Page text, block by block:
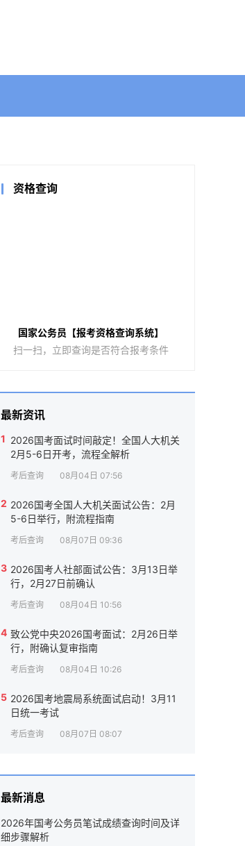
资格查询
国家公务员【报考资格查询系统】
扫一扫，立即查询是否符合报考条件
最新资讯
1 2026国考面试时间敲定！全国人大机关
2月5-6日开考，流程全解析
考后查询 08月04日 07:56
2 2026国考全国人大机关面试公告：2月
5-6日举行，附流程指南
考后查询 08月07日 09:36
3 2026国考人社部面试公告：3月13日举
行，2月27日前确认
考后查询 08月04日 10:56
4 致公党中央2026国考面试：2月26日举
行，附确认复审指南
考后查询 08月04日 10:26
5 2026国考地震局系统面试启动！3月11
日统一考试
考后查询 08月07日 08:07
最新消息
2026年国考公务员笔试成绩查询时间及详
细步骤解析